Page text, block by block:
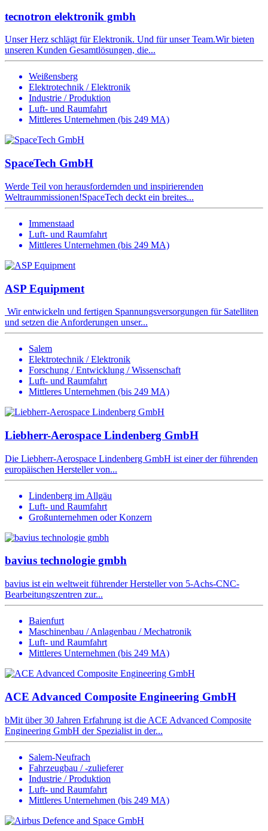
tecnotron elektronik gmbh
Unser Herz schlägt für Elektronik. Und für unser Team.Wir bieten
unseren Kunden Gesamtlösungen, die...
Weißensberg
Elektrotechnik / Elektronik
Industrie / Produktion
Luft- und Raumfahrt
Mittleres Unternehmen (bis 249 MA)
SpaceTech GmbH
Werde Teil von herausfordernden und inspirierenden
Weltraummissionen!SpaceTech deckt ein breites...
Immenstaad
Luft- und Raumfahrt
Mittleres Unternehmen (bis 249 MA)
ASP Equipment
Wir entwickeln und fertigen Spannungsversorgungen für Satelliten
und setzen die Anforderungen unser...
Salem
Elektrotechnik / Elektronik
Forschung / Entwicklung / Wissenschaft
Luft- und Raumfahrt
Mittleres Unternehmen (bis 249 MA)
Liebherr-Aerospace Lindenberg GmbH
Die Liebherr-Aerospace Lindenberg GmbH ist einer der führenden
europäischen Hersteller von...
Lindenberg im Allgäu
Luft- und Raumfahrt
Großunternehmen oder Konzern
bavius technologie gmbh
bavius ist ein weltweit führender Hersteller von 5-Achs-CNC-
Bearbeitungszentren zur...
Baienfurt
Maschinenbau / Anlagenbau / Mechatronik
Luft- und Raumfahrt
Mittleres Unternehmen (bis 249 MA)
ACE Advanced Composite Engineering GmbH
bMit über 30 Jahren Erfahrung ist die ACE Advanced Composite
Engineering GmbH der Spezialist in der...
Salem-Neufrach
Fahrzeugbau / -zulieferer
Industrie / Produktion
Luft- und Raumfahrt
Mittleres Unternehmen (bis 249 MA)